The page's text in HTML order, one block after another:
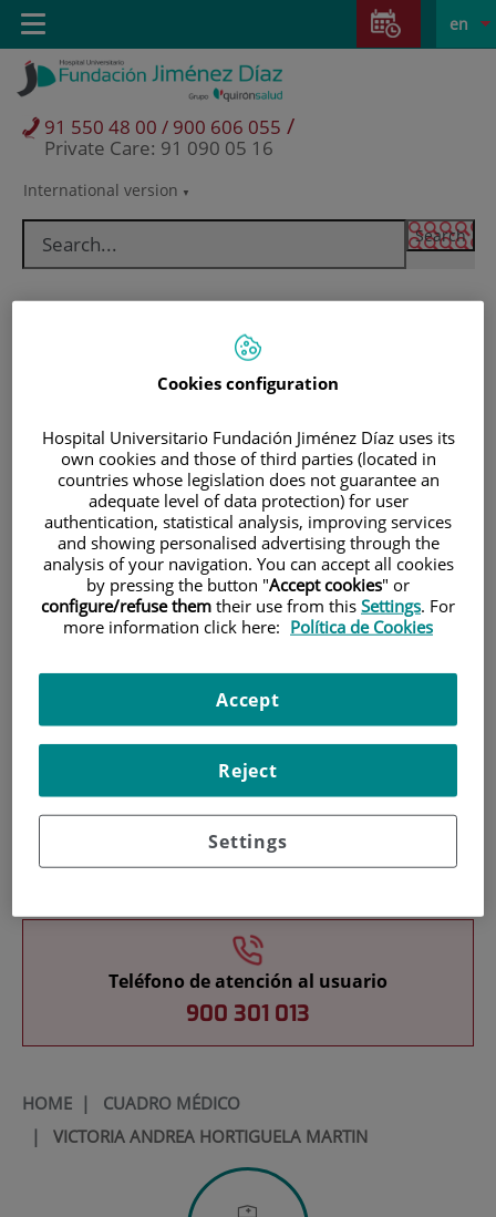
Jump to content
Jump
content
Language
selector
Active
en
International version
91 550 48 00 / 900 606 055 /
Private Care: 91 090 05 16
Toggle
navigation
Patients and visitors
Research
Teaching
Teléfono de atención al usuario
900 301 013
HOME| CUADRO MÉDICO
| VICTORIA ANDREA HORTIGUELA MARTIN
Cookies configuration
Hospital Universitario Fundación Jiménez Díaz uses its
own cookies and those of third parties (located in
countries whose legislation does not guarantee an
adequate level of data protection) for user
authentication, statistical analysis, improving services
and showing personalised advertising through the
analysis of your navigation. You can accept all cookies
by pressing the button "Accept cookies" or
configure/refuse them their use from this Settings. For
more information click here: Política de Cookies
Settings
Reject
Accept